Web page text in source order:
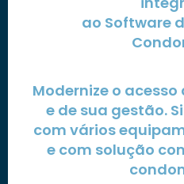
ao Software
Modernize o
e de sua gestão.
com vários
e com solução